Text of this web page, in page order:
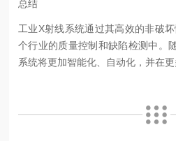
总结
工业X射线系统通过其高效的非破
个行业的质量控制和缺陷检测中。
系统将更加智能化、自动化，并在